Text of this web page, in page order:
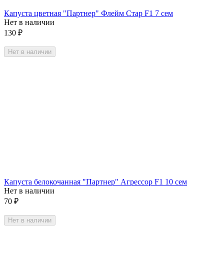
Капуста цветная "Партнер" Флейм Стар F1 7 сем
Нет в наличии
130 ₽
Нет в наличии
Капуста белокочанная "Партнер" Агрессор F1 10 сем
Нет в наличии
70 ₽
Нет в наличии